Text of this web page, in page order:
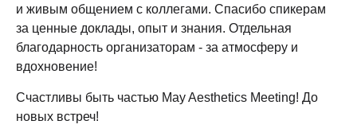
и живым общением с коллегами. Спасибо спикерам
за ценные доклады, опыт и знания. Отдельная
благодарность организаторам - за атмосферу и
вдохновение!
Счастливы быть частью May Aesthetics Meeting! До
новых встреч!